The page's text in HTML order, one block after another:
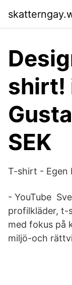
shirt!
SEK
T-shirt - Egen
- YouTube
profilkläder, t-
med fokus på
miljö-och